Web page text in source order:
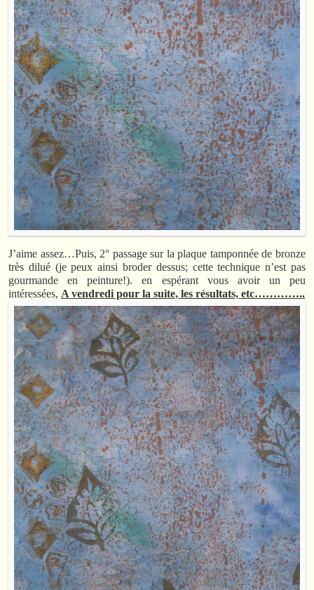
J’aime assez…Puis, 2° passage sur la plaque tamponnée de bronze
très dilué (je peux ainsi broder dessus; cette technique n’est pas
gourmande en peinture!). en espérant vous avoir un peu
intéressées, A vendredi pour la suite, les résultats, etc…………..